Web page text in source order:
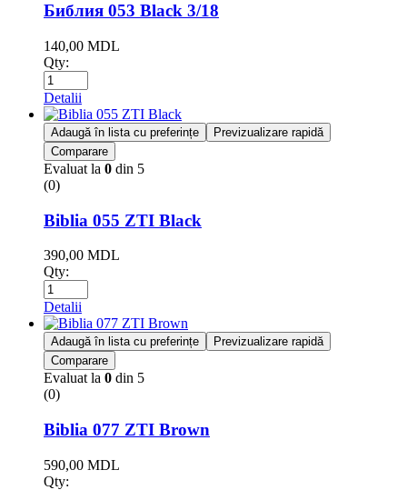
Библия 053 Black 3/18
140,00 MDL
Qty:
Detalii
Adaugă în lista cu preferințe
Previzualizare rapidă
Comparare
Evaluat la 0 din 5
(0)
Biblia 055 ZTI Black
390,00 MDL
Qty:
Detalii
Adaugă în lista cu preferințe
Previzualizare rapidă
Comparare
Evaluat la 0 din 5
(0)
Biblia 077 ZTI Brown
590,00 MDL
Qty: